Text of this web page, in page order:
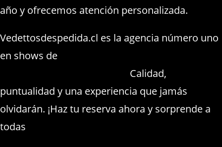
año y ofrecemos atención personalizada.
Vedettosdespedida.cl es la agencia número uno
en shows de
Calidad,
puntualidad y una experiencia que jamás
olvidarán. ¡Haz tu reserva ahora y sorprende a
todas